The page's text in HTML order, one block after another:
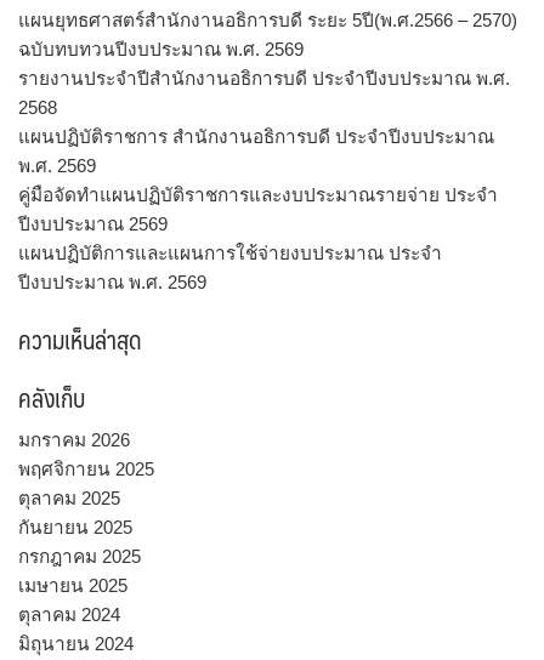
แผนยุทธศาสตร์สำนักงานอธิการบดี ระยะ 5ปี(พ.ศ.2566 – 2570)
ฉบับทบทวนปีงบประมาณ พ.ศ. 2569
รายงานประจำปีสำนักงานอธิการบดี ประจำปีงบประมาณ พ.ศ.
2568
แผนปฏิบัติราชการ สำนักงานอธิการบดี ประจำปีงบประมาณ
พ.ศ. 2569
คู่มือจัดทำแผนปฏิบัติราชการและงบประมาณรายจ่าย ประจำ
ปีงบประมาณ 2569
แผนปฏิบัติการและแผนการใช้จ่ายงบประมาณ ประจำ
ปีงบประมาณ พ.ศ. 2569
ความเห็นล่าสุด
คลังเก็บ
มกราคม 2026
พฤศจิกายน 2025
ตุลาคม 2025
กันยายน 2025
กรกฎาคม 2025
เมษายน 2025
ตุลาคม 2024
มิถุนายน 2024